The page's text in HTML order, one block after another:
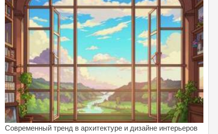
Современный тренд в архитектуре и дизайне интерьеров